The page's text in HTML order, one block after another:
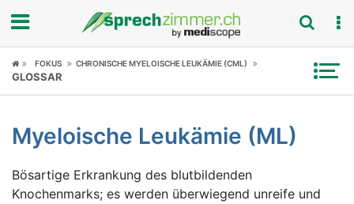
Fokus
Symptome
Untersuchungen
FOKUS CHRONISCHE MYELOISCHE LEUKÄMIE (CML)
GLOSSAR
Myeloische Leukämie (ML)
Bösartige Erkrankung des blutbildenden
Knochenmarks; es werden überwiegend unreife und